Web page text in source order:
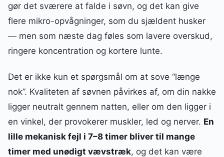
gør det sværere at falde i søvn, og det kan give
flere mikro-opvågninger, som du sjældent husker
— men som næste dag føles som lavere overskud,
ringere koncentration og kortere lunte.
Det er ikke kun et spørgsmål om at sove “længe
nok”. Kvaliteten af søvnen påvirkes af, om din nakke
ligger neutralt gennem natten, eller om den ligger i
en vinkel, der provokerer muskler, led og nerver. En
lille mekanisk fejl i 7–8 timer bliver til mange
timer med unødigt vævstræk, og det kan være